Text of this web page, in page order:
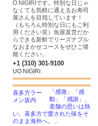
O NIGIRIです。特別な日じゃ
なくても気軽に通えるお寿司
屋さんを目指しています！
（もちろん特別な日にもご利
用ください笑）魚屋直営だか
らできる新鮮でリーズナブル
なおまかせコースをぜひご堪
能ください。
+1 (310) 301-9100
UO NIGIRI
「感激」「感
動」「感謝」、
老舗の思いは熱
い。喜多方で愛された味をそ
のまま海外へ。...